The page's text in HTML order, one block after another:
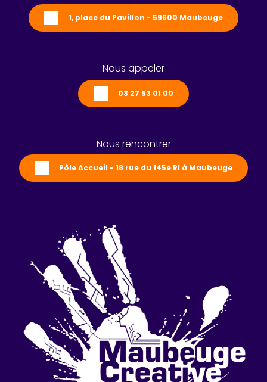
1, place du Pavillon - 59600 Maubeuge
Nous appeler
03 27 53 01 00
Nous rencontrer
Pôle Accueil - 18 rue du 145e RI à Maubeuge